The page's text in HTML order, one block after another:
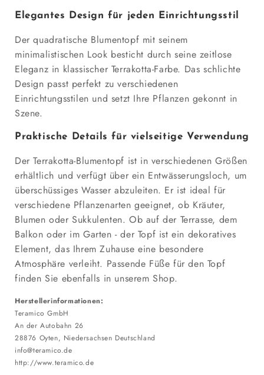
Elegantes Design für jeden Einrichtungsstil
Der quadratische Blumentopf mit seinem
minimalistischen Look besticht durch seine zeitlose
Eleganz in klassischer Terrakotta-Farbe. Das schlichte
Design passt perfekt zu verschiedenen
Einrichtungsstilen und setzt Ihre Pflanzen gekonnt in
Szene.
Praktische Details für vielseitige Verwendung
Der Terrakotta-Blumentopf ist in verschiedenen Größen
erhältlich und verfügt über ein Entwässerungsloch, um
überschüssiges Wasser abzuleiten. Er ist ideal für
verschiedene Pflanzenarten geeignet, ob Kräuter,
Blumen oder Sukkulenten. Ob auf der Terrasse, dem
Balkon oder im Garten - der Topf ist ein dekoratives
Element, das Ihrem Zuhause eine besondere
Atmosphäre verleiht. Passende Füße für den Topf
finden Sie ebenfalls in unserem Shop.
Herstellerinformationen:
Teramico GmbH
An der Autobahn 26
28876 Oyten, Niedersachsen Deutschland
info@teramico.de
http://www.teramico.de